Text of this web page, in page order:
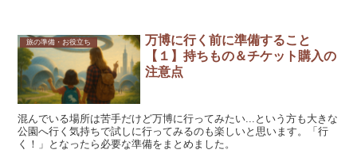
旅の準備・お役立ち
万博に行く前に準備すること
【１】持ちもの＆チケット購入の
注意点
混んでいる場所は苦手だけど万博に行ってみたい...という方も大きな
公園へ行く気持ちで試しに行ってみるのも楽しいと思います。「行
く！」となったら必要な準備をまとめました。